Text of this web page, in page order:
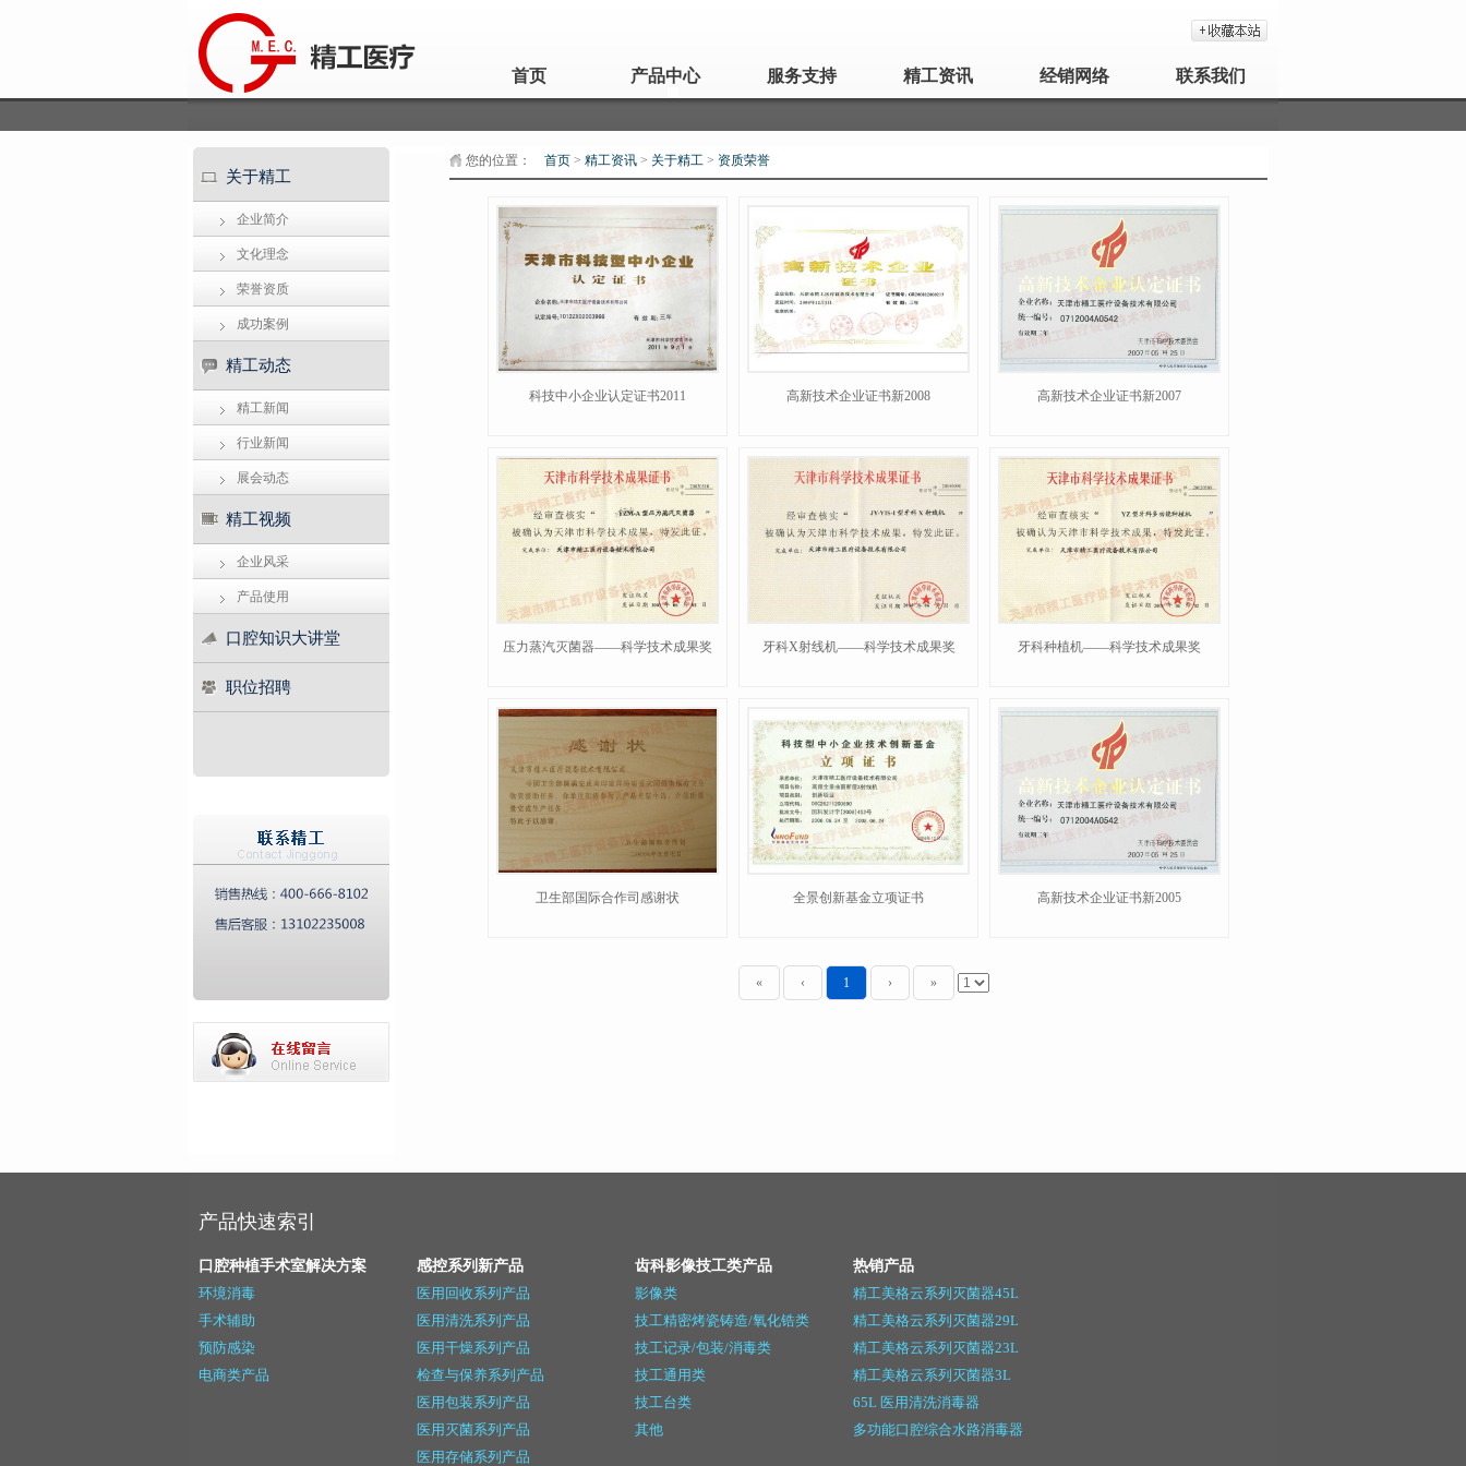
首页 产品中心 服务支持 精工资讯 经销网络 联系我们
关于精工
企业简介
文化理念
荣誉资质
成功案例
精工动态
精工新闻
行业新闻
展会动态
精工视频
企业风采
产品使用
口腔知识大讲堂
职位招聘
您的位置： 首页 > 精工资讯 > 关于精工 > 资质荣誉
科技中小企业认定证书2011 高新技术企业证书新2008 高新技术企业证书新2007
压力蒸汽灭菌器——科学技术成果奖 牙科X射线机——科学技术成果奖 牙科种植机——科学技术成果奖
卫生部国际合作司感谢状 全景创新基金立项证书 高新技术企业证书新2005
« ‹ 1 › »
产品快速索引
口腔种植手术室解决方案
环境消毒
手术辅助
预防感染
电商类产品
感控系列新产品
医用回收系列产品
医用清洗系列产品
医用干燥系列产品
检查与保养系列产品
医用包装系列产品
医用灭菌系列产品
医用存储系列产品
齿科影像技工类产品
影像类
技工精密烤瓷铸造/氧化锆类
技工记录/包装/消毒类
技工通用类
技工台类
其他
热销产品
精工美格云系列灭菌器45L
精工美格云系列灭菌器29L
精工美格云系列灭菌器23L
精工美格云系列灭菌器3L
65L 医用清洗消毒器
多功能口腔综合水路消毒器